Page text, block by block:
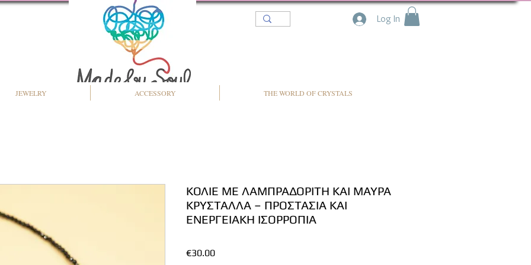
Log In
JEWELRY ACCESSORY THE WORLD OF CRYSTALS
ΚΟΛΙΕ ΜΕ ΛΑΜΠΡΑΔΟΡΙΤΗ ΚΑΙ ΜΑΥΡΑ
ΚΡΥΣΤΑΛΛΑ – ΠΡΟΣΤΑΣΙΑ ΚΑΙ
ΕΝΕΡΓΕΙΑΚΗ ΙΣΟΡΡΟΠΙΑ
€30.00Price